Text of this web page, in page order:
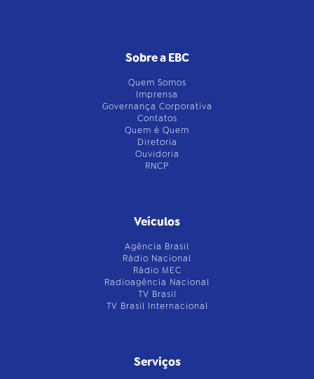
Sobre a EBC
Quem Somos
Imprensa
Governança Corporativa
Contatos
Quem é Quem
Diretoria
Ouvidoria
RNCP
Veículos
Agência Brasil
Rádio Nacional
Rádio MEC
Radioagência Nacional
TV Brasil
TV Brasil Internacional
Serviços